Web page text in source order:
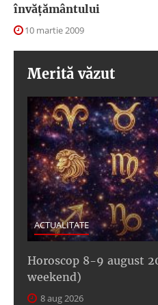
învăţământului
10 martie 2009
Merită văzut
ACTUALITATE
Horoscop 8-9 august
weekend)
8 aug 2026